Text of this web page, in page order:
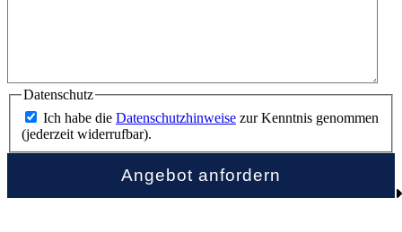
Datenschutz
Ich habe die Datenschutzhinweise zur Kenntnis genommen
(jederzeit widerrufbar).